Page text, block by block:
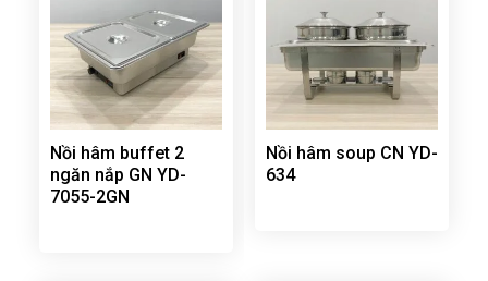
Nồi hâm buffet 2
ngăn nắp GN YD-
7055-2GN
Nồi hâm soup CN YD-
634